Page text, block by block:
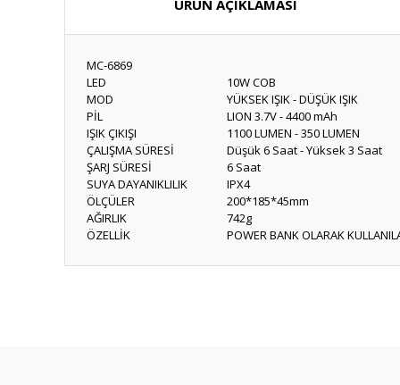
ÜRÜN AÇIKLAMASI
MC-6869
LED
10W COB
MOD
YÜKSEK IŞIK - DÜŞÜK IŞIK
PİL
LION 3.7V - 4400 mAh
IŞIK ÇIKIŞI
1100 LUMEN - 350 LUMEN
ÇALIŞMA SÜRESİ
Düşük 6 Saat - Yüksek 3 Saat
ŞARJ SÜRESİ
6 Saat
SUYA DAYANIKLILIK
IPX4
ÖLÇÜLER
200*185*45mm
AĞIRLIK
742g
ÖZELLİK
POWER BANK OLARAK